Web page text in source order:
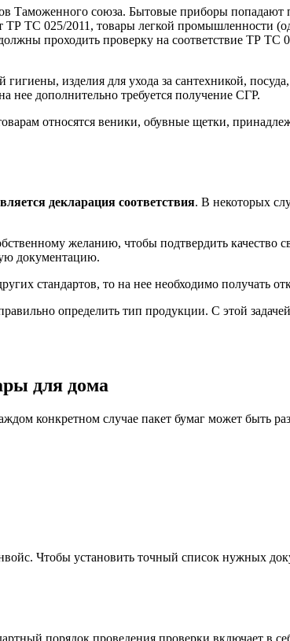
Таможенного союза. Бытовые приборы
ТР ТС 025/2011, товары легкой промышленности
проходить проверку на соответствие ТР ТС
изделия для ухода за сантехникой,
нее дополнительно требуется получение СГР.
относятся веники, обувные щетки,
декларация соответствия. В некоторых
желанию, чтобы подтвердить качество
документацию.
стандартов, то на нее необходимо получать
определить тип продукции. С этой
для дома
конкретном случае пакет бумаг может быть
Чтобы установить точный список нужных
порядок проведения проверки включает в